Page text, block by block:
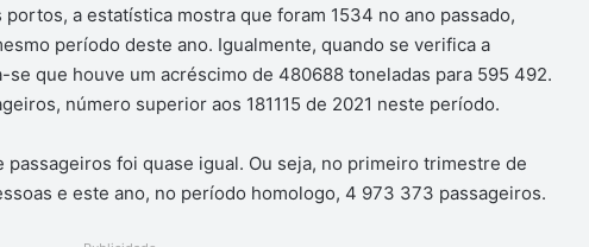
a estatística mostra que foram 1534 no ano passado,
período deste ano. Igualmente, quando se verifica a
que houve um acréscimo de 480688 toneladas para 595 492.
número superior aos 181115 de 2021 neste período.
foi quase igual. Ou seja, no primeiro trimestre de
e este ano, no período homologo, 4 973 373 passageiros.